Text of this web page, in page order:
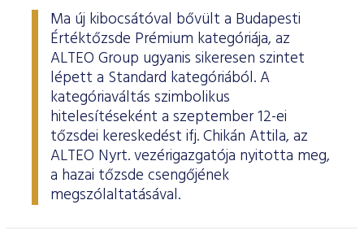
Ma új kibocsátóval bővült a Budapesti
Értéktőzsde Prémium kategóriája, az
ALTEO Group ugyanis sikeresen szintet
lépett a Standard kategóriából. A
kategóriaváltás szimbolikus
hitelesítéseként a szeptember 12-ei
tőzsdei kereskedést ifj. Chikán Attila, az
ALTEO Nyrt. vezérigazgatója nyitotta meg,
a hazai tőzsde csengőjének
megszólaltatásával.